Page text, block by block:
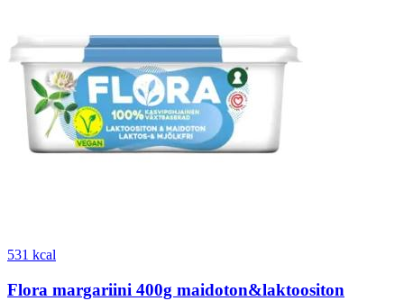
531 kcal
Flora margariini 400g maidoton&laktoositon